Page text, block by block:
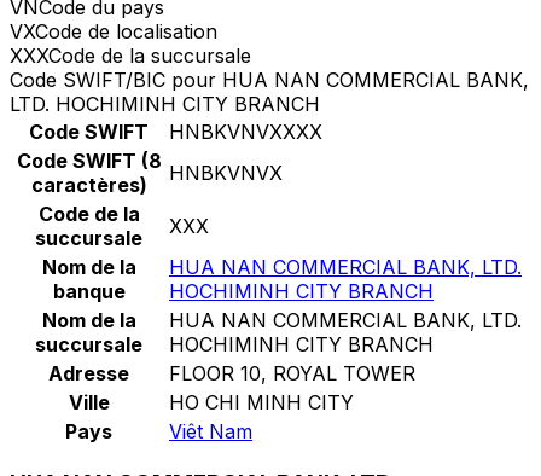
VNCode du pays
VXCode de localisation
XXXCode de la succursale
Code SWIFT/BIC pour HUA NAN COMMERCIAL BANK,
LTD. HOCHIMINH CITY BRANCH
Code SWIFT
HNBKVNVXXXX
Code SWIFT (8
caractères)
HNBKVNVX
Code de la
succursale
XXX
Nom de la
banque
HUA NAN COMMERCIAL BANK, LTD.
HOCHIMINH CITY BRANCH
Nom de la
succursale
HUA NAN COMMERCIAL BANK, LTD.
HOCHIMINH CITY BRANCH
Adresse
FLOOR 10, ROYAL TOWER
Ville
HO CHI MINH CITY
Pays
Viêt Nam